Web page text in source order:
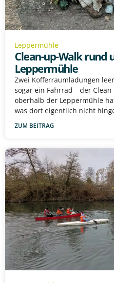
Leppermühle
Clean-up-Walk rund
Leppermühle
Zwei Kofferraumladungen
sogar ein Fahrrad – der
oberhalb der Leppermühle
was dort eigentlich nicht
ZUM BEITRAG